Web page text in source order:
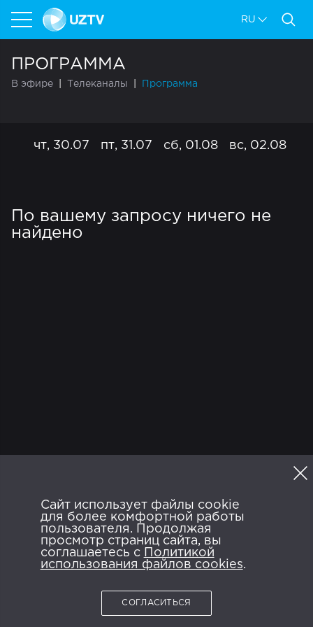
Сайт использует файлы cookie
для более комфортной работы
пользователя. Продолжая
просмотр страниц сайта, вы
соглашаетесь с
Политикой
использования файлов cookies.
СОГЛАСИТЬСЯ
RU
ПРОГРАММА
В эфире Телеканалы Программа
чт, 30.07 пт, 31.07 сб, 01.08 вс, 02.08
По вашему запросу ничего не
найдено
Программа
Политика конфиденциальности
Пользовательское соглашение
Google Play
AVAILABLE ON
App Store